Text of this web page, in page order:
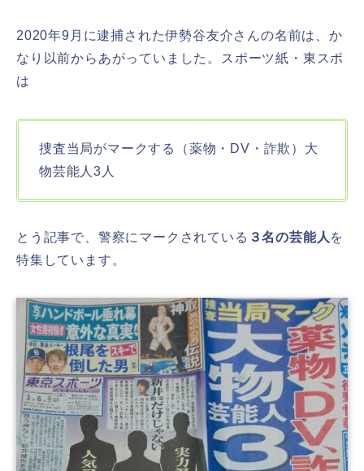
2020年9月に逮捕された伊勢谷友介さんの名前は、か
なり以前からあがっていました。スポーツ紙・東スポ
は
捜査当局がマークする（薬物・DV・詐欺）大
物芸能人3人
とう記事で、警察にマークされている ３名の芸能人 を
特集しています。